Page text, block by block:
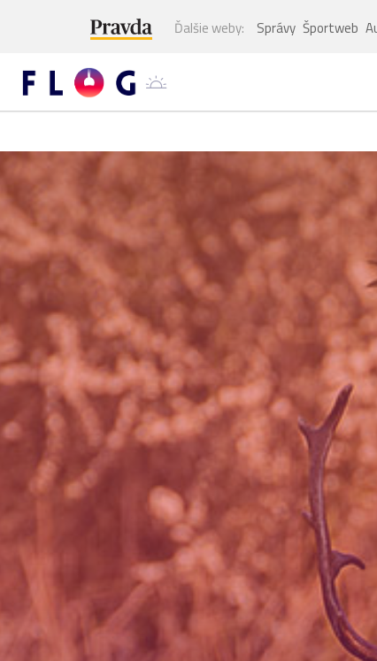
Ďalšie weby: Správy Športweb